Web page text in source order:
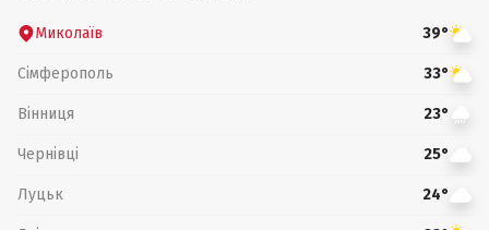
Миколаїв 39°
Сімферополь 33°
Вінниця 23°
Чернівці 25°
Луцьк 24°